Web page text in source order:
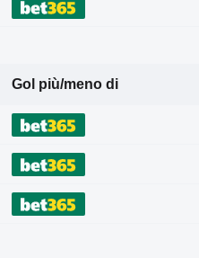
Gol più/meno di